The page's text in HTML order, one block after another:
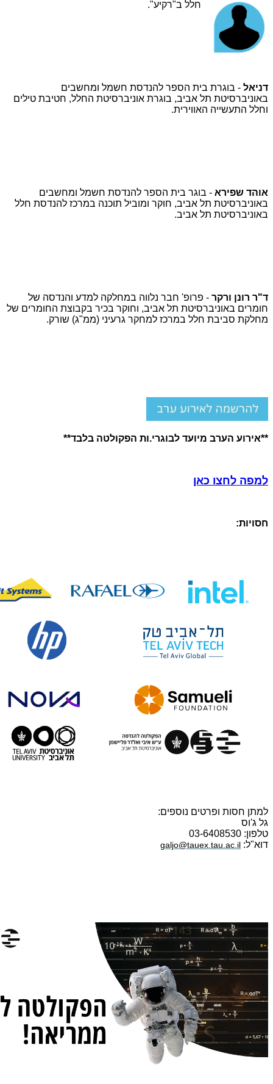
חלל ב"רקיע".
דניאל - בוגרת בית הספר להנדסת חשמל ומחשבים
באוניברסיטת תל אביב, בוגרת אוניברסיטת החלל, חטיבת טילים
וחלל התעשייה האווירית.
אוהד שפירא - בוגר בית הספר להנדסת חשמל ומחשבים
באוניברסיטת תל אביב, חוקר ומוביל תוכנה במרכז להנדסת חלל
באוניברסיטת תל אביב.
ד"ר רונן ורקר - פרופ' חבר נלווה במחלקה למדע והנדסה של
חומרים באוניברסיטת תל אביב, וחוקר בכיר בקבוצת החומרים של
מחלקת סביבת חלל במרכז למחקר גרעיני (ממ"ג) שורק.
**אירוע הערב מיועד לבוגרי.ות הפקולטה בלבד**
למפה לחצו כאן
חסויות:
למתן חסות ופרטים נוספים:
גל ג'וס
טלפון: 03-6408530
דוא"ל: galjo@tauex.tau.ac.il